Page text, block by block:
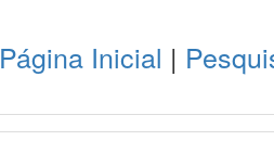
Página Inicial |